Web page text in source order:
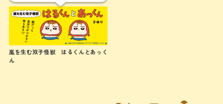
嵐を生む双子怪獣 はるくんとあっく
ん